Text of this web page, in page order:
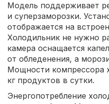
Модель поддерживает
и суперзаморозки.
отображается на
Холодильник не нужно
камера оснащается
от обледенения, а
Мощности компрессора
кг продуктов в сутки.
Энергопотребление